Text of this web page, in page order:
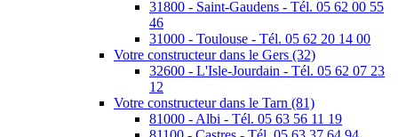
31800 - Saint-Gaudens - Tél. 05 62 00 55
46
31000 - Toulouse - Tél. 05 62 20 14 00
Votre constructeur dans le Gers (32)
32600 - L'Isle-Jourdain - Tél. 05 62 07 23
12
Votre constructeur dans le Tarn (81)
81000 - Albi - Tél. 05 63 56 11 19